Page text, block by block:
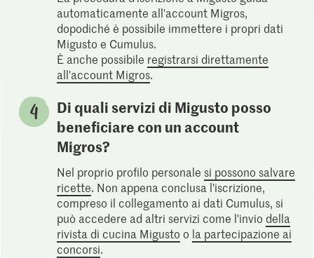
automaticamente all'account Migros,
dopodiché è possibile immettere i propri dati
Migusto e Cumulus.
È anche possibile registrarsi direttamente
all'account Migros.
Di quali servizi di Migusto posso
beneficiare con un account
Migros?
Nel proprio profilo personale si possono salvare
ricette. Non appena conclusa l'iscrizione,
compreso il collegamento ai dati Cumulus, si
può accedere ad altri servizi come l'invio della
rivista di cucina Migusto o la partecipazione ai
concorsi.